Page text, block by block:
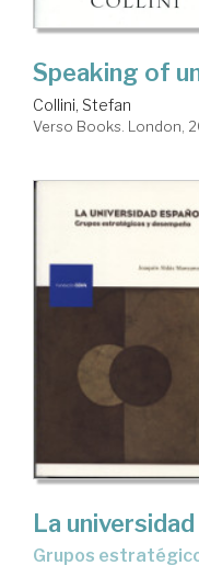
Speaking of
Collini, Stefan
Verso Books. London,
La
grupos